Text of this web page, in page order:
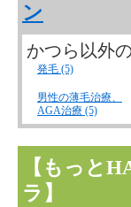
ン
かつら以外
発毛 (5)
男性の薄毛治療、
AGA治療 (5)
【もっと
ラ】